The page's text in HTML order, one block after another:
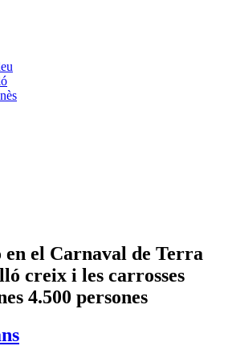
el Carnaval de Terra
creix i les carrosses
4.500 persones